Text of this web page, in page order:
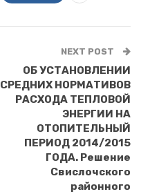
NEXT POST
ОБ УСТАНОВЛЕНИИ
СРЕДНИХ НОРМАТИВОВ
РАСХОДА ТЕПЛОВОЙ
ЭНЕРГИИ НА
ОТОПИТЕЛЬНЫЙ
ПЕРИОД 2014/2015
ГОДА. Решение
Свислочского
районного